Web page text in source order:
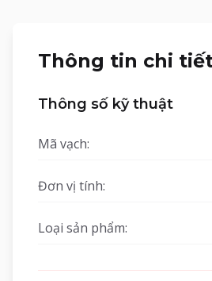
Thông tin chi
Thông số kỹ thuật
Mã vạch:
Đơn vị tính:
Loại sản phẩm: